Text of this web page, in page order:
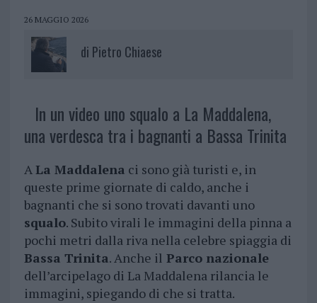
26 MAGGIO 2026
di Pietro Chiaese
In un video uno squalo a La Maddalena,
una verdesca tra i bagnanti a Bassa Trinita
ALa Maddalena ci sono già turisti e, in
queste prime giornate di caldo, anche i
bagnanti che si sono trovati davanti uno
squalo. Subito virali le immagini della pinna a
pochi metri dalla riva nella celebre spiaggia di
Bassa Trinita. Anche il Parco nazionale
dell’arcipelago di La Maddalena rilancia le
immagini, spiegando di che si tratta.